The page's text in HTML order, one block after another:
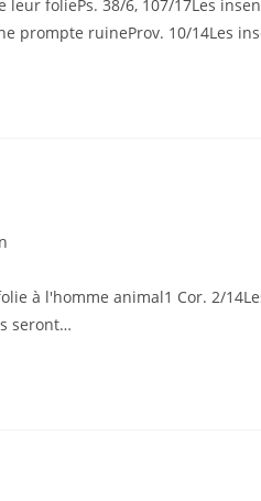
foliePs. 38/6, 107/17Les
prompte ruineProv. 10/14Les
à l'homme animal1 Cor. 2/
seront…